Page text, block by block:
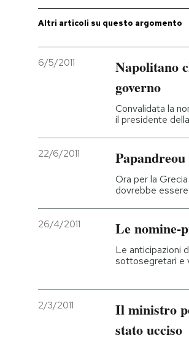
Altri articoli su questo argomento
6/5/2011
Napolitano
governo
Convalidata la
il presidente
22/6/2011
Ora per la
dovrebbe
26/4/2011 Le nomine-
Le anticipazioni
sottosegretari e
2/3/2011
Il ministro
stato ucciso